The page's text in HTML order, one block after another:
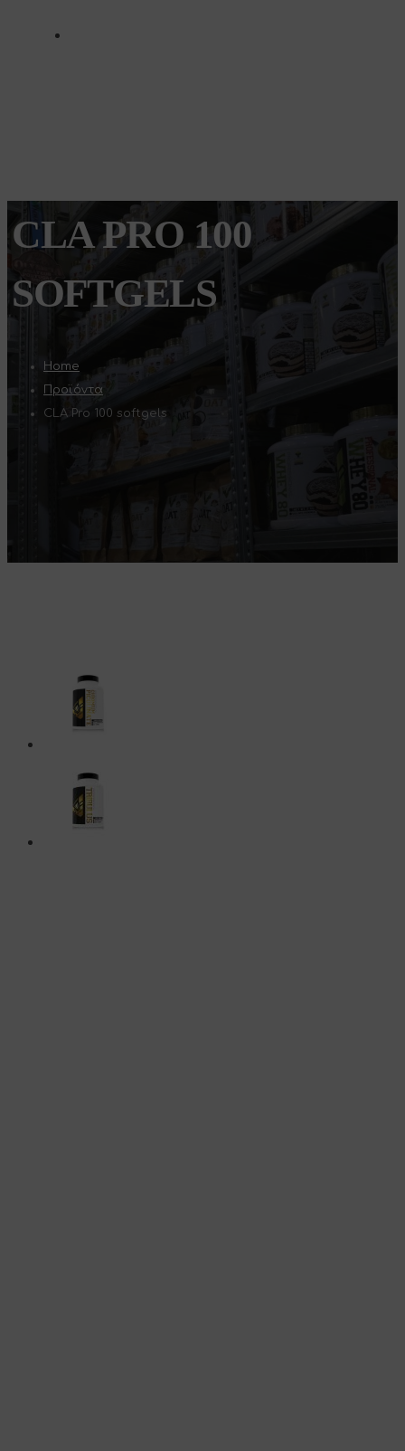
CLA PRO 100
SOFTGELS
Home
Προϊόντα
CLA Pro 100 softgels